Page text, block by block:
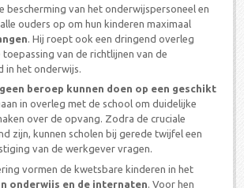
bescherming van het onderwijspersoneel en
ouders op om hun kinderen maximaal
. Hij roept ook een dringend overleg
toepassing van de richtlijnen van de
in het onderwijs.
geen beroep kunnen doen op een geschikt
in overleg met de school om duidelijke
over de opvang. Zodra de cruciale
zijn, kunnen scholen bij gerede twijfel een
van de werkgever vragen.
vormen de kwetsbare kinderen in het
onderwijs en de internaten . Voor hen